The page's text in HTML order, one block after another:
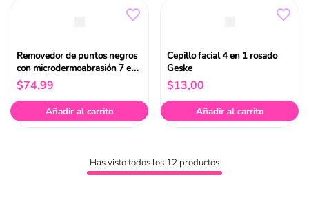
Removedor de puntos negros
con microdermoabrasión 7 en
1 negro Geske
$74,99
Añadir al carrito
Cepillo facial 4 en 1 rosado
Geske
$13,00
Añadir al carrito
Has visto todos los 12 productos